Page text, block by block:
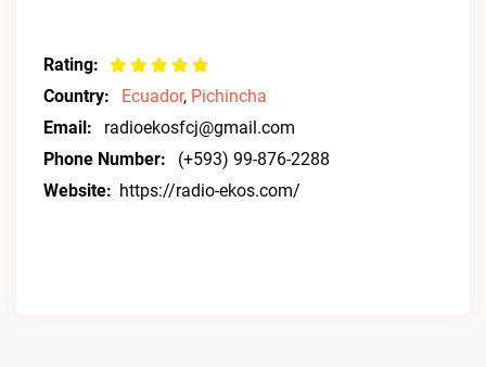
Rating:
Country:
Ecuador, Pichincha
Email:
radioekosfcj@gmail.com
Phone Number:
(+593) 99-876-2288
Website: https://radio-ekos.com/